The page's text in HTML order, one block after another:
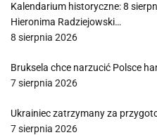
Kalendarium historyczne: 8
Hieronima Radziejowski…
8 sierpnia 2026
Bruksela chce narzucić Polsce
7 sierpnia 2026
Ukrainiec zatrzymany za
7 sierpnia 2026